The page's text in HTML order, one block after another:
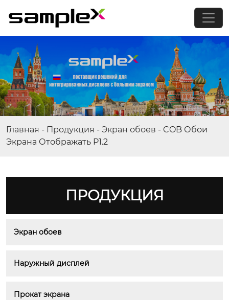
Главная - Продукция - Экран обоев - COB Обои
Экрана Отображать P1.2
ПРОДУКЦИЯ
Экран обоев
Наружный дисплей
Прокат экрана